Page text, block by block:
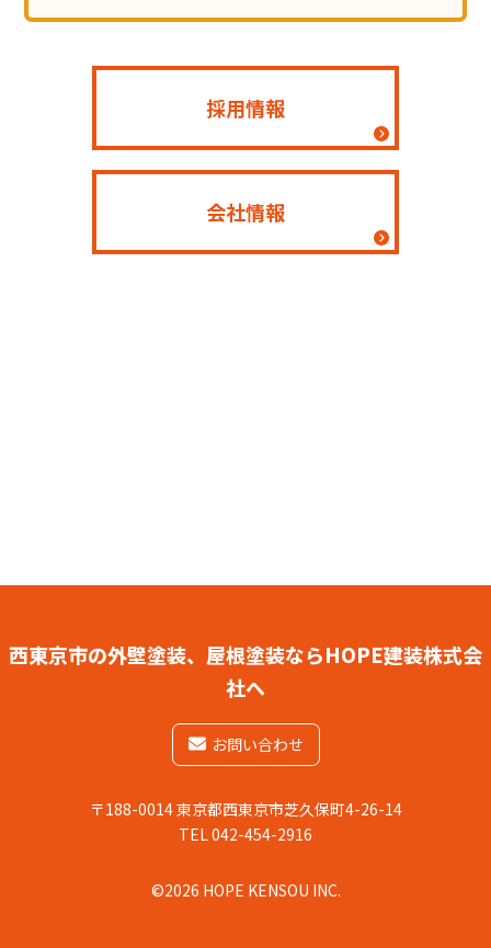
採用情報
会社情報
西東京市の外壁塗装、屋根塗装ならHOPE建装株式会
社へ
お問い合わせ
〒188-0014 東京都西東京市芝久保町4-26-14
TEL 042-454-2916
©2026 HOPE KENSOU INC.